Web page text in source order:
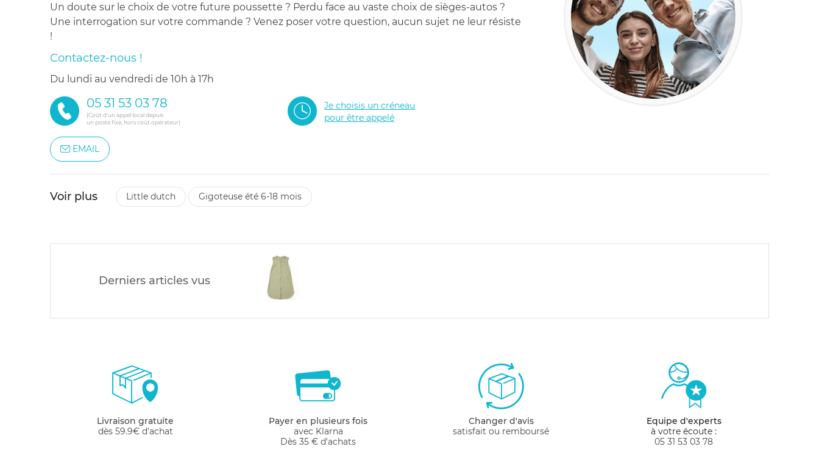
Un doute sur le choix de votre future poussette ? Perdu face au vaste choix de sièges-autos ?
Une interrogation sur votre commande ? Venez poser votre question, aucun sujet ne leur résiste
!
Contactez-nous !
du lundi au vendredi de 10h à 17h
05 31 53 03 78
(Coût d'un appel local depuis
un poste fixe, hors coût opérateur)
Je choisis un créneau
pour être appelé
EMAIL
Voir plus little dutch gigoteuse été 6-18 mois
Derniers articles vus
Livraison gratuite
dès 59.9€ d'achat
Payer en plusieurs fois
avec Klarna
Dès 35 € d'achats
Changer d'avis
satisfait ou remboursé
Equipe d'experts
à votre écoute :
05 31 53 03 78